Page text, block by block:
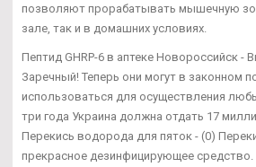
позволяют прорабатывать мышечную
зале, так и в домашних условиях.
Пептид GHRP-6 в аптеке Новороссийск -
Заречный! Теперь они могут в законном
использоваться для осуществления
три года Украина должна отдать 17
Перекись водорода для пяток - (0)
прекрасное дезинфицирующее